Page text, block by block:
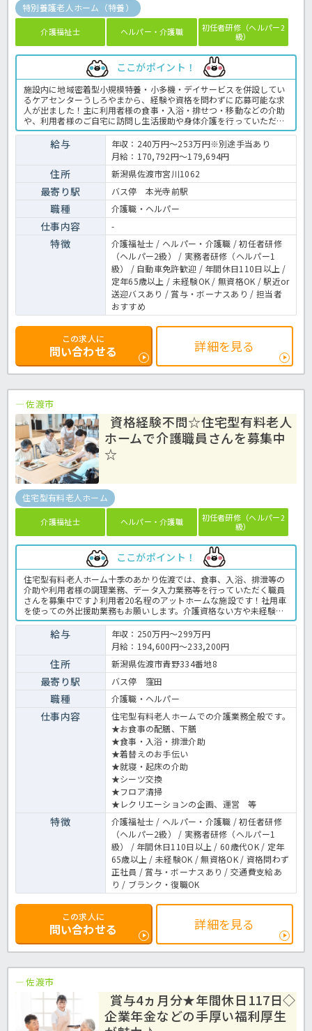
特別養護老人ホーム（特養）
介護福祉士 ヘルパー・介護職
初任者研修（ヘルパー2
級）
ここがポイント！
施設内に地域密着型小規模特養・小多機・デイサービスを併設してい
るケアセンターうしろやまから、経験や資格を問わずに応募可能な求
人が出ました！主に利用者様の食事・入浴・排せつ・移動などの介助
や、利用者様のご自宅に訪問し生活援助や身体介護を行っていただき
ます。有資格者優遇！賞与は2.5ヵ月分しっかりと支給されますので、
準社員としての採用ですが好条件な求人ですよ◎年間休日も115日と
充実しており、ワークライフバランス重視の方にもオススメ♪正社員
登用の実績もありますよ！ご興味がありましたら是非ほっ介護までお
問合せ下さいね☆特養での介護業務全般です。 ＜介護職 準社員 特
給与
年収：240万円～253万円※別途手当あり
月給：170,792円～179,694円
住所 新潟県佐渡市宮川1062
最寄り駅 バス停 本光寺前駅
職種 介護職・ヘルパー
仕事内容 -
特徴
介護福祉士 / ヘルパー・介護職 / 初任者研修
（ヘルパー2級） / 実務者研修（ヘルパー1
級） / 自動車免許歓迎 / 年間休日110日以上 /
定年65歳以上 / 未経験OK / 無資格OK / 駅近or
送迎バスあり / 賞与・ボーナスあり / 担当者
おすすめ
この求人に
問い合わせる 詳細を見る
佐渡市
資格経験不問☆住宅型有料老人
ホームで介護職員さんを募集中
☆
住宅型有料老人ホーム
介護福祉士 ヘルパー・介護職
初任者研修（ヘルパー2
級）
ここがポイント！
住宅型有料老人ホーム十季のあかり佐渡では、食事、入浴、排泄等の
介助や利用者様の調理業務、データ入力業務等を行っていただく職員
さんを募集中です♪利用者20名程のアットホームな施設です！社用車
を使っての外出援助業務もお願いします。介護資格ない方や未経験の
方もうれしい正社員採用☆入職後は丁寧に指導していただけますので
ご安心くださいね！！有料老人ホームでの介護業務全般です。 ＜介護
職 正職員 有料老人ホームの求人＞
給与
年収：250万円～299万円
月給：194,600円～233,200円
住所 新潟県佐渡市青野334番地8
最寄り駅 バス停 窪田
職種 介護職・ヘルパー
仕事内容
住宅型有料老人ホームでの介護業務全般です。
★お食事の配膳、下膳
★食事・入浴・排泄介助
★着替えのお手伝い
★就寝・起床の介助
★シーツ交換
★フロア清掃
★レクリエーションの企画、運営 等
特徴
介護福祉士 / ヘルパー・介護職 / 初任者研修
（ヘルパー2級） / 実務者研修（ヘルパー1
級） / 年間休日110日以上 / 60歳代OK / 定年
65歳以上 / 未経験OK / 無資格OK / 資格問わず
正社員 / 賞与・ボーナスあり / 交通費支給あ
り / ブランク・復職OK
この求人に
問い合わせる 詳細を見る
佐渡市
賞与4ヵ月分★年間休日117日◇
企業年金などの手厚い福利厚生